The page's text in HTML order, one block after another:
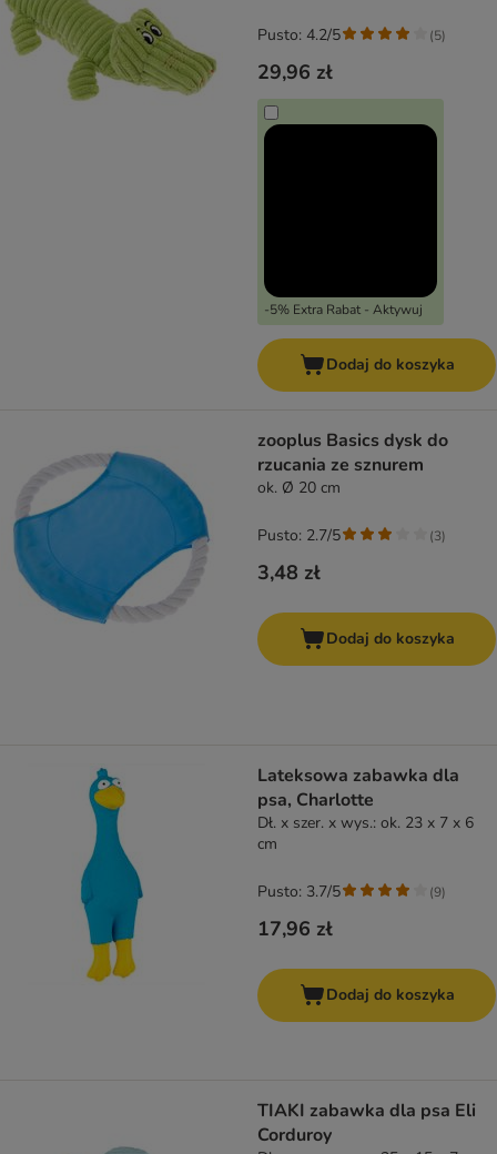
29,96 zł
-5% Extra Rabat - Aktywuj
Pusto: 4.2/5 (5)
Dodaj do koszyka
zooplus Basics dysk do
rzucania ze sznurem
ok. Ø 20 cm
3,48 zł
Pusto: 2.7/5 (3)
Dodaj do koszyka
Lateksowa zabawka dla
psa, Charlotte
Dł. x szer. x wys.: ok. 23 x 7 x 6
cm
17,96 zł
Pusto: 3.7/5 (9)
Dodaj do koszyka
TIAKI zabawka dla psa Eli
Corduroy